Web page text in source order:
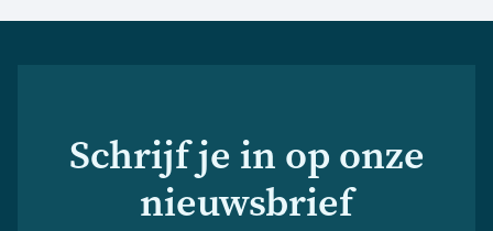
Schrijf je in op onze
nieuwsbrief